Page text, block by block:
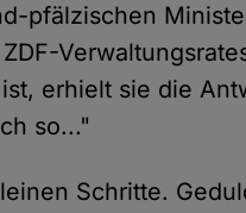
pfälzischen
erhielt sie die
so..."
Schritte.